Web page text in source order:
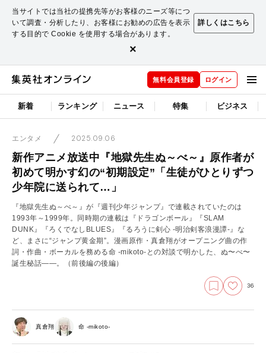
当サイトでは当社の提携先等がお客様のニーズ等につ
いて調査・分析したり、お客様にお勧めの広告を表示
する目的で Cookie を使用する場合があります。
詳しくはこちら
×
無料会員登録 ログイン
新着 ランキング ニュース 特集 ビジネス
エンタメ 2025.09.06
新作アニメ放送中『地獄先生ぬ～べ～』原作者が
初めて明かす幻の“初期設定”「生徒がひとりずつ
少年院に送られて…」
『地獄先生ぬ～べ～』が『週刊少年ジャンプ』で連載されていたのは
1993年～1999年。同時期の連載は『ドラゴンボール』『SLAM
DUNK』『ろくでなしBLUES』『るろうに剣心 -明治剣客浪漫譚-』な
ど、まさに“ジャンプ黄金期”。漫画原作・真倉翔がオープニング曲の作
詞・作曲・ボーカルを務める命 -mikoto-との対談で明かした、ぬ〜べ〜
誕生秘話――。
（前後編の後編）
36
真倉翔 命 -mikoto-